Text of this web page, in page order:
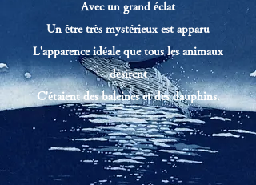
Avec un grand éclat
Un être très mystérieux est apparu
L'apparence idéale que tous les animaux
désirent
C'étaient des baleines et des dauphins.